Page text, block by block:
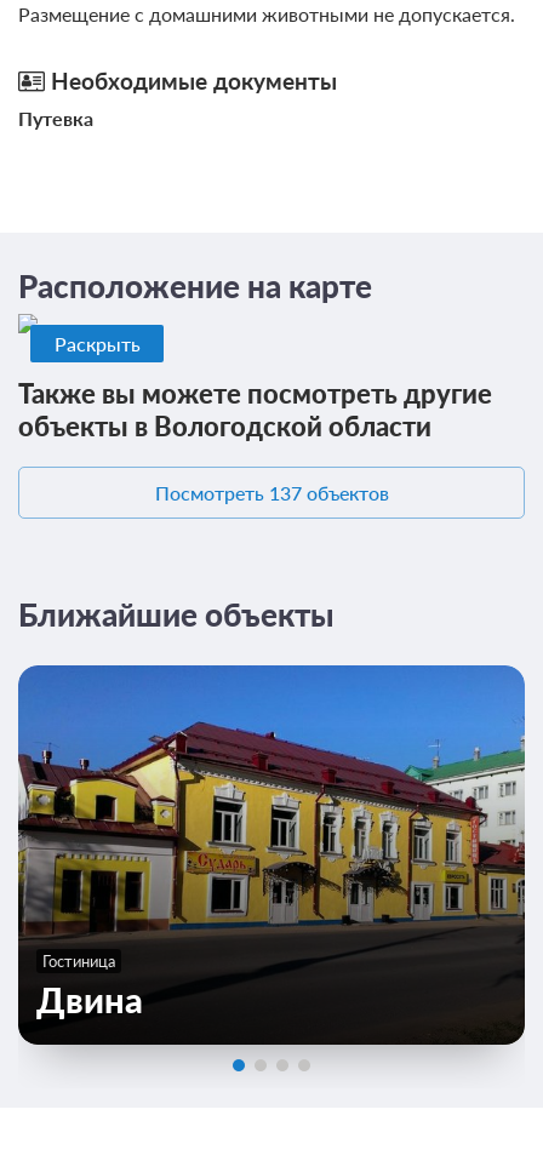
Размещение с домашними животными не допускается.
Необходимые документы
Путевка
Расположение на карте
Раскрыть
Также вы можете посмотреть другие
объекты в Вологодской области
Посмотреть 137 объектов
Ближайшие объекты
Гостиница
Двина